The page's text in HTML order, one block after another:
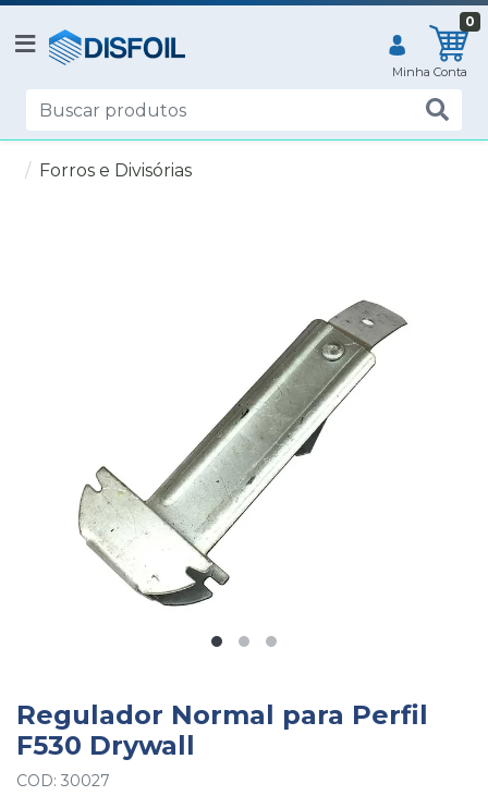
0
Forros e Divisórias
Regulador Normal para Perfil
F530 Drywall
COD: 30027